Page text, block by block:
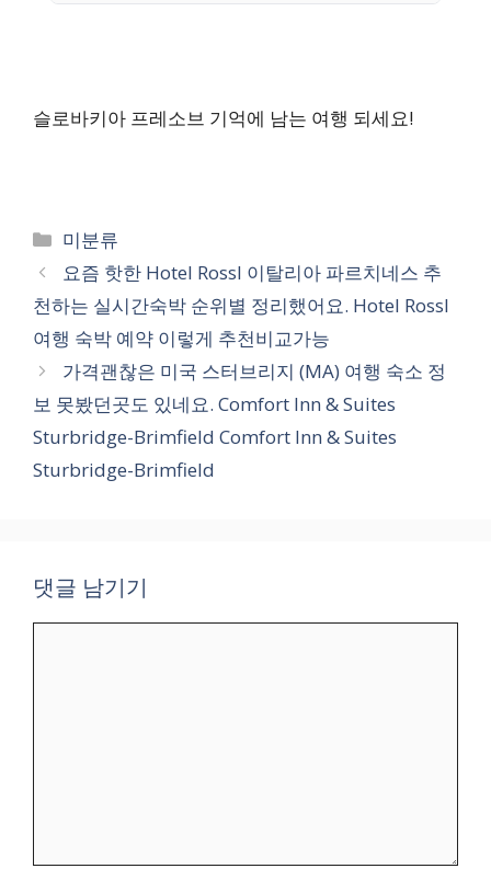
슬로바키아 프레소브 기억에 남는 여행 되세요!
카
테
리
미분류
요즘 핫한 Hotel Rossl 이탈리아 파르치네스 추
천하는 실시간숙박 순위별 정리했어요. Hotel Rossl
여행 숙박 예약 이렇게 추천비교가능
가격괜찮은 미국 스터브리지 (MA) 여행 숙소 정
보 못봤던곳도 있네요. Comfort Inn & Suites
Sturbridge-Brimfield Comfort Inn & Suites
Sturbridge-Brimfield
댓글 남기기